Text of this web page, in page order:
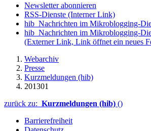
Newsletter abonnieren
RSS-Dienste (Interner Link)
hib_Nachrichten im Mikroblogging-
hib_Nachrichten im Mikroblogging-
(Externer Link, Link öffnet ein neues
Webarchiv
Presse
Kurzmeldungen (hib)
201301
zurück zu: Kurzmeldungen (hib) ()
Barrierefreiheit